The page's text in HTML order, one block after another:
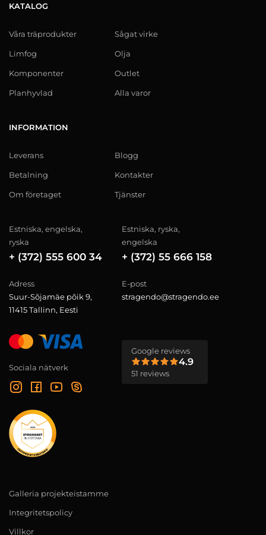
KATALOG
Våra träprodukter
Limfog
Komponenter
Planhyvlad
Sågat virke
Olja
Outlet
Alla varor
INFORMATION
Leverans
Betalning
Om företaget
Blogg
Kontakter
Tjänster
Estniska, engelska,
ryska
+ (372) 555 600 34
Estniska, ryska,
engelska
+ (372) 55 666 158
Adress
Suur-Sõjamäe põik 9,
11415 Tallinn, Eesti
E-post
stragendo@stragendo.ee
Sociala nätverk
Google reviews
4.9
51 reviews
Galleria projekteistamme
Integritetspolicy
Villkor